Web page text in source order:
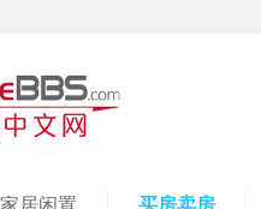
家居闲置 买房卖房